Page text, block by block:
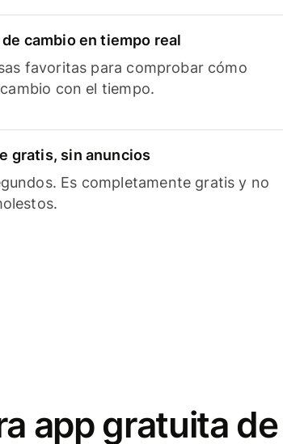
cambio en tiempo real
favoritas para comprobar cómo
con el tiempo.
gratis, sin anuncios
Es completamente gratis y no
app gratuita de